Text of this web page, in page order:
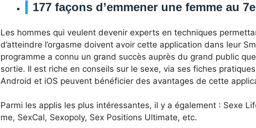
177 façons d’emmener une femme au
Les hommes qui veulent devenir experts en techniques
d’atteindre l’orgasme doivent avoir cette application dans leur
programme a connu un grand succès auprès du grand public
sortie. Il est riche en conseils sur le sexe, via ses fiches
Android et iOS peuvent bénéficier des avantages de cette
Parmi les applis les plus intéressantes, il y a également : Sexe
me, SexCal, Sexopoly, Sex Positions Ultimate, etc.